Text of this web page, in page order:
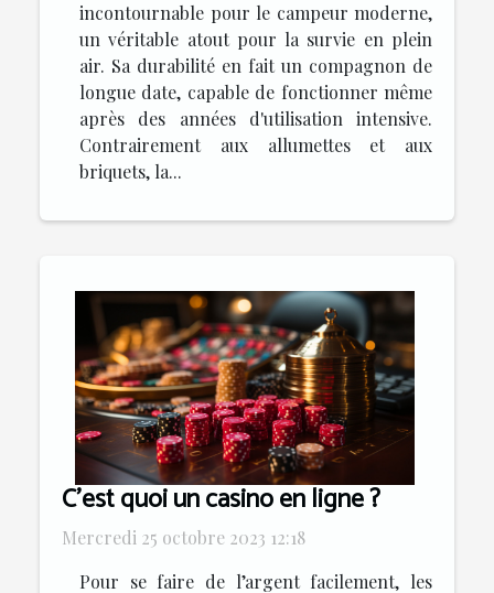
incontournable pour le campeur moderne,
un véritable atout pour la survie en plein
air. Sa durabilité en fait un compagnon de
longue date, capable de fonctionner même
après des années d'utilisation intensive.
Contrairement aux allumettes et aux
briquets, la...
C’est quoi un casino en ligne ?
Mercredi 25 octobre 2023 12:18
Pour se faire de l’argent facilement, les